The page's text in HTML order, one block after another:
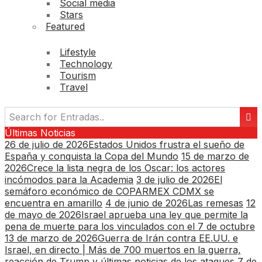
Social media
Stars
Featured
Lifestyle
Technology
Tourism
Travel
Últimas Noticias
26 de julio de 2026Estados Unidos frustra el sueño de
España y conquista la Copa del Mundo 15 de marzo de
2026Crece la lista negra de los Oscar: los actores
incómodos para la Academia 3 de julio de 2026El
semáforo económico de COPARMEX CDMX se
encuentra en amarillo 4 de junio de 2026Las remesas 12
de mayo de 2026Israel aprueba una ley que permite la
pena de muerte para los vinculados con el 7 de octubre
13 de marzo de 2026Guerra de Irán contra EE.UU. e
Israel, en directo | Más de 700 muertos en la guerra,